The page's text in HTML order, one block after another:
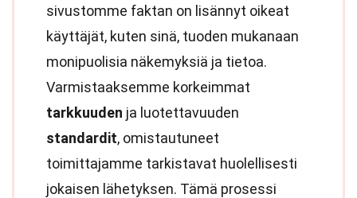
sivustomme faktan on lisännyt oikeat
käyttäjät, kuten sinä, tuoden mukanaan
monipuolisia näkemyksiä ja tietoa.
Varmistaaksemme korkeimmat
tarkkuuden ja luotettavuuden
standardit, omistautuneet
toimittajamme tarkistavat huolellisesti
jokaisen lähetyksen. Tämä prosessi